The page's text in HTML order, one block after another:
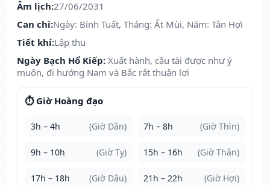
Âm lịch:27/06/2031
Can chi:Ngày: Bính Tuất, Tháng: Ất Mùi, Năm: Tân Hợi
Tiết khí:Lập thu
Ngày Bạch Hổ Kiếp: Xuất hành, cầu tài được như ý
muốn, đi hướng Nam và Bắc rất thuận lợi
⏱️ Giờ Hoàng đạo
3h – 4h (Giờ Dần) 7h – 8h (Giờ Thìn)
9h – 10h (Giờ Tỵ) 15h – 16h (Giờ Thân)
17h – 18h (Giờ Dậu) 21h – 22h (Giờ Hợi)